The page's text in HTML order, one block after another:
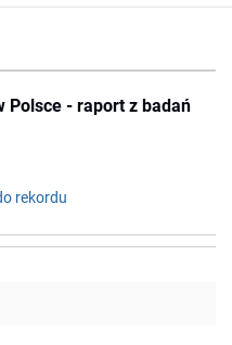
Polsce - raport z badań
rekordu